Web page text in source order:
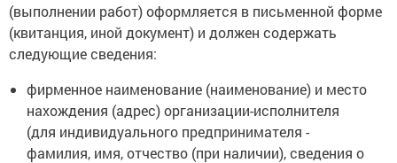
(выполнении работ) оформляется в письменной форме
(квитанция, иной документ) и должен содержать
следующие сведения:
фирменное наименование (наименование) и место
нахождения (адрес) организации-исполнителя
(для индивидуального предпринимателя -
фамилия, имя, отчество (при наличии), сведения о